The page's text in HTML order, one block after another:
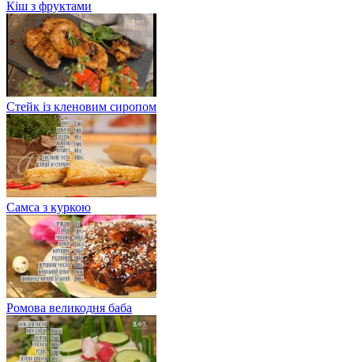
Кіш з фруктами
Стейк із кленовим сиропом
Самса з куркою
Ромова великодня баба